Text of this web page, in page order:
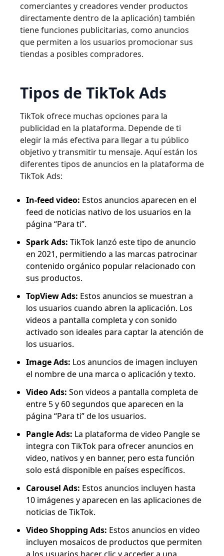
comerciantes y creadores vender productos
directamente dentro de la aplicación) también
tiene funciones publicitarias, como anuncios
que permiten a los usuarios promocionar sus
tiendas a posibles compradores.
Tipos de TikTok Ads
TikTok ofrece muchas opciones para la
publicidad en la plataforma. Depende de ti
elegir la más efectiva para llegar a tu público
objetivo y transmitir tu mensaje. Aquí están los
diferentes tipos de anuncios en la plataforma de
TikTok Ads:
In-feed video: Estos anuncios aparecen en el
feed de noticias nativo de los usuarios en la
página “Para ti”.
Spark Ads: TikTok lanzó este tipo de anuncio
en 2021, permitiendo a las marcas patrocinar
contenido orgánico popular relacionado con
sus productos.
TopView Ads: Estos anuncios se muestran a
los usuarios cuando abren la aplicación. Los
videos a pantalla completa y con sonido
activado son ideales para captar la atención de
los usuarios.
Image Ads: Los anuncios de imagen incluyen
el nombre de una marca o aplicación y texto.
Video Ads: Son videos a pantalla completa de
entre 5 y 60 segundos que aparecen en la
página “Para ti” de los usuarios.
Pangle Ads: La plataforma de video Pangle se
integra con TikTok para ofrecer anuncios en
video, nativos y en banner, pero esta función
solo está disponible en países específicos.
Carousel Ads: Estos anuncios incluyen hasta
10 imágenes y aparecen en las aplicaciones de
noticias de TikTok.
Video Shopping Ads: Estos anuncios en video
incluyen mosaicos de productos que permiten